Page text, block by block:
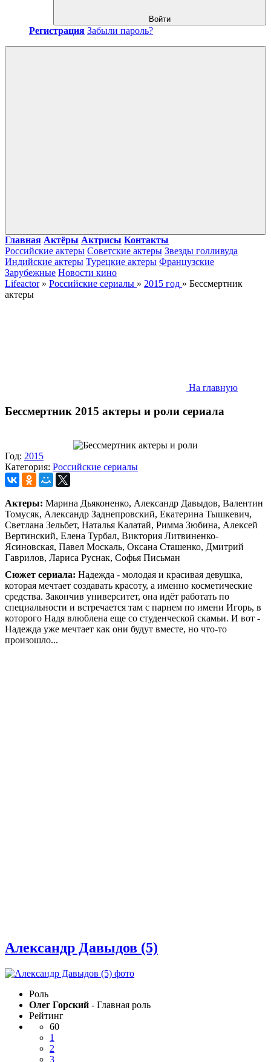
Войти
Регистрация Забыли пароль?
Главная Актёры Актрисы Контакты
Российские актеры Советские актеры Звезды голливуда
Индийские актеры Турецкие актеры Французские
Зарубежные Новости кино
Lifeactor» Российские сериалы » 2015 год » Бессмертник
актеры
На главную
Бессмертник 2015 актеры и роли сериала
Год: 2015
Категория: Российские сериалы
Актеры: Марина Дьяконенко, Александр Давыдов, Валентин
Томусяк, Александр Заднепровский, Екатерина Тышкевич,
Светлана Зельбет, Наталья Калатай, Римма Зюбина, Алексей
Вертинский, Елена Турбал, Виктория Литвиненко-
Ясиновская, Павел Москаль, Оксана Сташенко, Дмитрий
Гаврилов, Лариса Руснак, Софья Письман
Сюжет сериала: Надежда - молодая и красивая девушка,
которая мечтает создавать красоту, а именно косметические
средства. Закончив университет, она идёт работать по
специальности и встречается там с парнем по имени Игорь, в
которого Надя влюблена еще со студенческой скамьи. И вот -
Надежда уже мечтает как они будут вместе, но что-то
произошло...
Александр Давыдов (5)
Роль
Олег Горский - Главная роль
Рейтинг
60
1
2
3